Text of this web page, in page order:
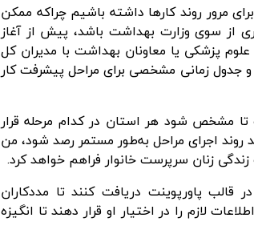
مرور روند کارها داشته باشیم چراکه ممکن
از سوی وزارت بهداشت باشد، پیش از آغاز
پزشکی یا معاونان بهداشت با مدیران کل
و جدول زمانی مشخصی برای مراحل پیشرفت کار
مشخص شود هر استان در کدام مرحله قرار
روند اجرای مراحل به‌طور مستمر رصد شود، من
زنان سرپرست خانوار فراهم خواهد کرد.
پاورپوینت دریافت کنند تا مددکاران
لازم را در اختیار او قرار دهند تا انگیزه